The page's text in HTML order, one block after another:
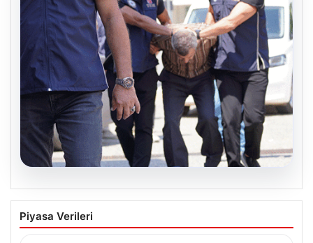
05.08.2026
Son dakika… FETÖ’cü terörist Burkay
Karatepe’den suikast itirafı
Piyasa Verileri